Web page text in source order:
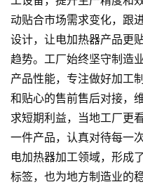
动贴合市场需求变化，跟
设计，让电加热器产品更
趋势。工厂始终坚守制造
产品性能，专注做好加工
和贴心的售前售后对接，
求短期利益，当地工厂更
一件产品，认真对待每一
电加热器加工领域，形成
标签，也为地方制造业的